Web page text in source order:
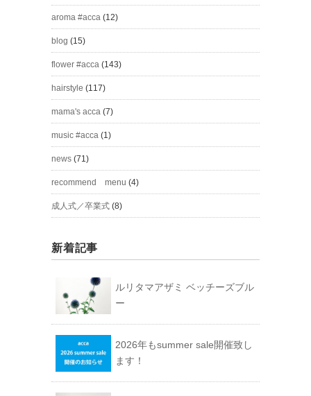
aroma #acca (12)
blog (15)
flower #acca (143)
hairstyle (117)
mama's acca (7)
music #acca (1)
news (71)
recommend menu (4)
成人式／卒業式 (8)
新着記事
ルリタマアザミ ベッチーズブル
ー
2026年もsummer sale開催致し
ます！